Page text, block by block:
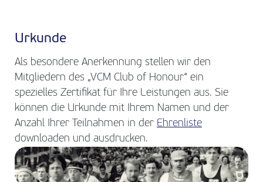
Urkunde
Als besondere Anerkennung stellen wir den
Mitgliedern des „VCM Club of Honour“ ein
spezielles Zertifikat für Ihre Leistungen aus. Sie
können die Urkunde mit Ihrem Namen und der
Anzahl Ihrer Teilnahmen in der Ehrenliste
downloaden und ausdrucken.